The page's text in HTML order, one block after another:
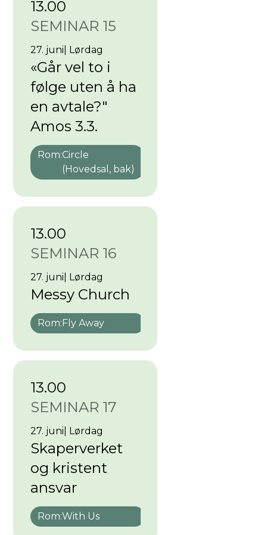
13.00
SEMINAR 15
27. juni Lørdag
«Går vel to i
følge uten å ha
en avtale?"
Amos 3.3.
Rom:Circle
(Hovedsal, bak)
13.00
SEMINAR 16
27. juni Lørdag
Messy Church
Rom:Fly Away
13.00
SEMINAR 17
27. juni Lørdag
Skaperverket
og kristent
ansvar
Rom:With Us